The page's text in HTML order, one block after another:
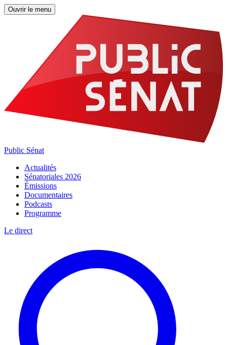
Ouvrir le menu
Public Sénat
Actualités
Sénatoriales 2026
Émissions
Documentaires
Podcasts
Programme
Le direct